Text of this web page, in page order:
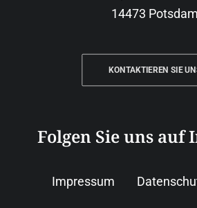
14473 Potsdam
KONTAKTIEREN SIE
Folgen Sie uns auf
Impressum